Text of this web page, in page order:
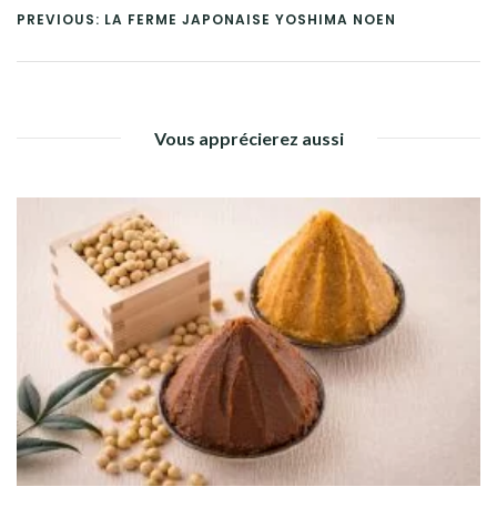
PREVIOUS: LA FERME JAPONAISE YOSHIMA NOEN
Vous apprécierez aussi